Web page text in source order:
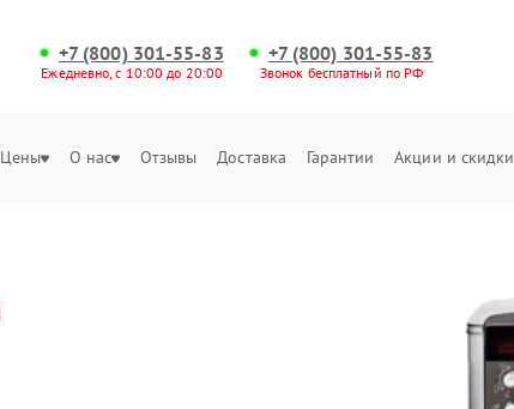
+7 (800) 301-55-83
Ежедневно, с 10:00 до 20:00
+7 (800) 301-55-83
Звонок бесплатный по РФ
Цены О нас Отзывы Доставка Гарантии Акции и скидки